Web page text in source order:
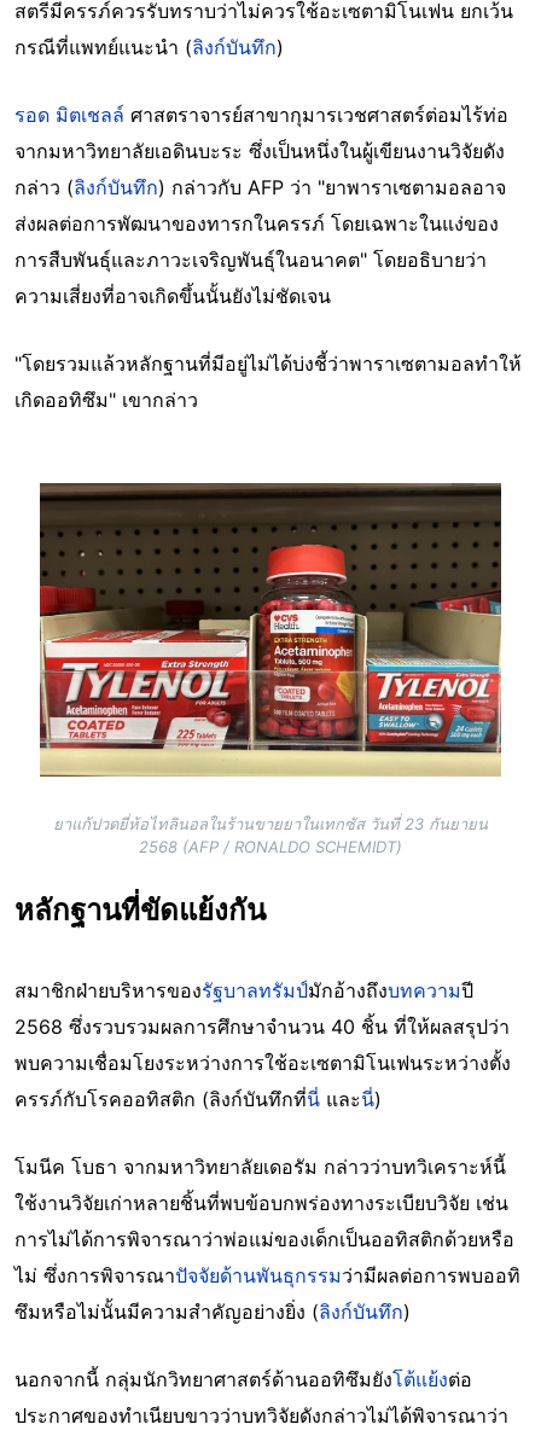
สตรีมีครรภ์ควรรับทราบว่าไม่ควรใช้อะเซตามิโนเฟน ยกเว้น
กรณีที่แพทย์แนะนำ (ลิงก์บันทึก)
รอด มิตเชลล์ ศาสตราจารย์สาขากุมารเวชศาสตร์ต่อมไร้ท่อ
จากมหาวิทยาลัยเอดินบะระ ซึ่งเป็นหนึ่งในผู้เขียนงานวิจัยดัง
กล่าว (ลิงก์บันทึก) กล่าวกับ AFP ว่า "ยาพาราเซตามอลอาจ
ส่งผลต่อการพัฒนาของทารกในครรภ์ โดยเฉพาะในแง่ของ
การสืบพันธุ์และภาวะเจริญพันธุ์ในอนาคต" โดยอธิบายว่า
ความเสี่ยงที่อาจเกิดขึ้นนั้นยังไม่ชัดเจน
"โดยรวมแล้วหลักฐานที่มีอยู่ไม่ได้บ่งชี้ว่าพาราเซตามอลทำให้
เกิดออทิซึม" เขากล่าว
Image
ยาแก้ปวดยี่ห้อไทลินอลในร้านขายยาในเทกซัส วันที่ 23 กันยายน
2568 (AFP / RONALDO SCHEMIDT)
หลักฐานที่ขัดแย้งกัน
สมาชิกฝ่ายบริหารของรัฐบาลทรัมป์มักอ้างถึงบทความปี
2568 ซึ่งรวบรวมผลการศึกษาจำนวน 40 ชิ้น ที่ให้ผลสรุปว่า
พบความเชื่อมโยงระหว่างการใช้อะเซตามิโนเฟนระหว่างตั้ง
ครรภ์กับโรคออทิสติก (ลิงก์บันทึกที่นี่ และนี่)
โมนีค โบธา จากมหาวิทยาลัยเดอรัม กล่าวว่าบทวิเคราะห์นี้
ใช้งานวิจัยเก่าหลายชิ้นที่พบข้อบกพร่องทางระเบียบวิจัย เช่น
การไม่ได้การพิจารณาว่าพ่อแม่ของเด็กเป็นออทิสติกด้วยหรือ
ไม่ ซึ่งการพิจารณาปัจจัยด้านพันธุกรรมว่ามีผลต่อการพบออทิ
ซึมหรือไม่นั้นมีความสำคัญอย่างยิ่ง (ลิงก์บันทึก)
นอกจากนี้ กลุ่มนักวิทยาศาสตร์ด้านออทิซึมยังโต้แย้งต่อ
ประกาศของทำเนียบขาวว่าบทวิจัยดังกล่าวไม่ได้พิจารณาว่า